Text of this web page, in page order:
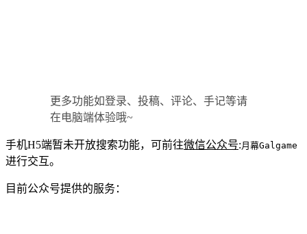
更多功能如登录、投稿、评论、手记等请
在电脑端体验哦~
手机H5端暂未开放搜索功能，可前往微信公众号: 月幕Galgame
进行交互。
目前公众号提供的服务：